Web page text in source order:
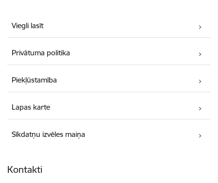
Viegli lasīt
Privātuma politika
Piekļūstamība
Lapas karte
Sīkdatņu izvēles maiņa
Kontakti